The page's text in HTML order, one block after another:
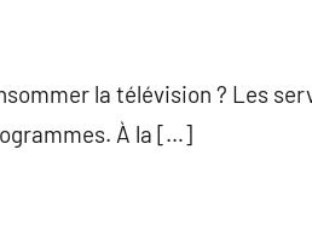
la télévision ? Les
À la […]